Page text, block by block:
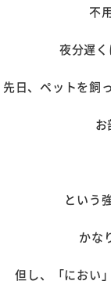
不
夜分遅
先日、ペットを飼
お
という
かな
但し、「におい